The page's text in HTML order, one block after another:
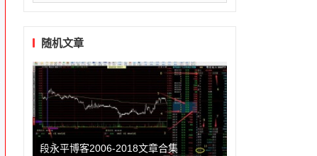
章
类随机文章
段永平博客2006-2018文章合集